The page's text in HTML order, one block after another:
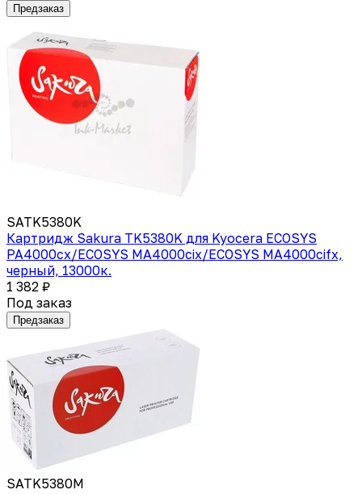
Предзаказ
SATK5380K
Картридж Sakura TK5380K для Kyocera ECOSYS
PA4000cx/ECOSYS MA4000cix/ECOSYS MA4000cifx,
черный, 13000к.
1 382 ₽
Под заказ
Предзаказ
SATK5380M